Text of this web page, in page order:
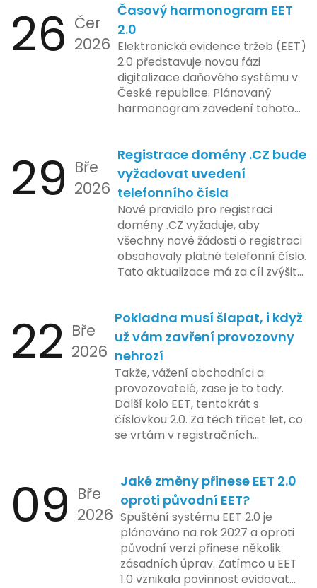
podniky s náročnými účetními
procesy.
26 Čer
2026
Časový harmonogram EET
2.0
Elektronická evidence tržeb (EET)
2.0 představuje novou fázi
digitalizace daňového systému v
České republice. Plánovaný
harmonogram zavedení tohoto
zahrnuje přípravu technické
platformy a legislativních změn,
které by měly být předloženy do
konce tohoto roku. Očekává se,
že tato fáze umožní adaptaci
systémů a rozšíření podpory pro
podnikatele, přičemž všechny
potřebné technologie by měly
být dostupné k testování v rámci
plánovaná na první pololetí
následujícího roku, je zaměřena
na školení a edukaci uživatelů,
včetně přípravy materiálů a
školení pro zaměstnavatele a
účetní firmy. V této fázi dojde
také k oficiálnímu spuštění
systému pro vybrané segmenty
podnikání. Třetí a konečná fáze
integraci systému EET 2.0 do
praxe, s povinností prodejců
zapojit se do nového systému,
včetně zvýšeného dohledu nad
dodržováním pravidel.
29 Bře
2026
Registrace domény .CZ bude
vyžadovat uvedení
telefonního čísla
Nové pravidlo pro registraci
domény .CZ vyžaduje, aby
všechny nové žádosti o registraci
obsahovaly platné telefonní číslo.
Tato aktualizace má za cíl zvýšit
České republice. Povinnost uvést
telefonní číslo se týká všech
nově registrovaných domén, a
také může ovlivnit stávající
majitele domén při aktualizaci
jejich údajů.
22 Bře
2026
Pokladna musí šlapat, i když
už vám zavření provozovny
nehrozí
Takže, vážení obchodníci a
provozovatelé, zase je to tady.
Další kolo EET, tentokrát s
číslovkou 2.0. Za těch třicet let, co
se vrtám v registračních
pokladen, co se občas zasekly, až
po ty nejmodernější dotykové
systémy, co umí pomalu i kafe
uvařit. A jedno vím jistě: legislativa
se mění, ale základní pravidlo
zůstává – pokladna musí šlapat
jako hodinky. Jinak jsou problémy.
09 Bře
2026
Jaké změny přinese EET 2.0
oproti původní EET?
Spuštění systému EET 2.0 je
plánováno na rok 2027 a oproti
původní verzi přinese několik
zásadních úprav. Zatímco u EET
1.0 vznikala povinnost evidovat